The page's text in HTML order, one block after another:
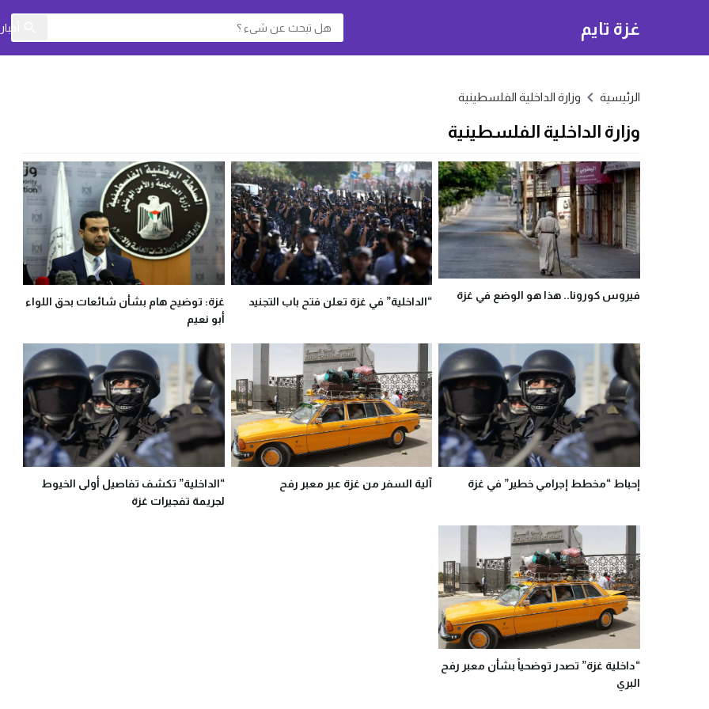
غزة تايم
الرئيسية وزارة الداخلية الفلسطينية
وزارة الداخلية الفلسطينية
فيروس كورونا.. هذا هو الوضع في غزة
“الداخلية” في غزة تعلن فتح باب التجنيد
غزة: توضيح هام بشأن شائعات بحق اللواء
أبو نعيم
إحباط “مخطط إجرامي خطير” في غزة آلية السفر من غزة عبر معبر رفح
“الداخلية” تكشف تفاصيل أولى الخيوط
لجريمة تفجيرات غزة
“داخلية غزة” تصدر توضحياً بشأن معبر رفح
البري